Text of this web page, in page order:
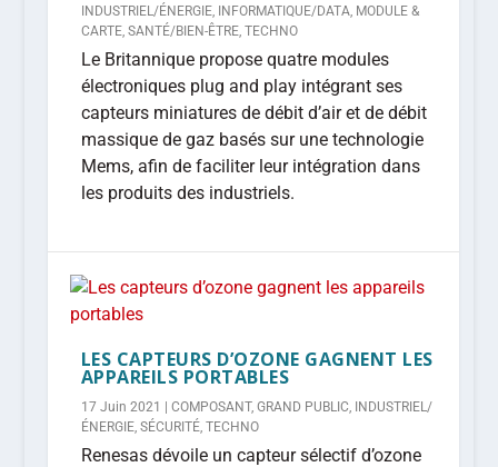
INDUSTRIEL/ÉNERGIE, INFORMATIQUE/DATA, MODULE &
CARTE, SANTÉ/BIEN-ÊTRE, TECHNO
Le Britannique propose quatre modules
électroniques plug and play intégrant ses
capteurs miniatures de débit d’air et de débit
massique de gaz basés sur une technologie
Mems, afin de faciliter leur intégration dans
les produits des industriels.
LES CAPTEURS D’OZONE GAGNENT LES
APPAREILS PORTABLES
17 Juin 2021 COMPOSANT, GRAND PUBLIC, INDUSTRIEL/
ÉNERGIE, SÉCURITÉ, TECHNO
Renesas dévoile un capteur sélectif d’ozone